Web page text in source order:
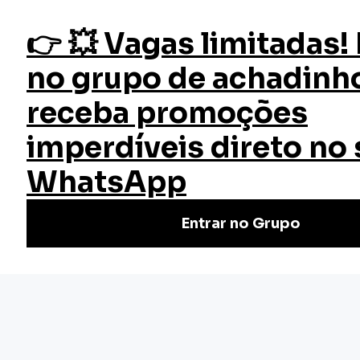
fazer login
Início Cursos Cursos Gratuitos
Marketing Digital para Empreendedores
Curso Marketing Digital para
Empreendedores
O Curso Grátis de Marketing Digital para Empreendedores
da EW oferece conhecimentos essenciais para quem